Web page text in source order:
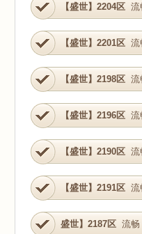
【盛世】2204区 流
【盛世】2201区 流
【盛世】2198区 流
【盛世】2196区 流
【盛世】2190区 流
【盛世】2191区 流
盛世】2187区 流畅